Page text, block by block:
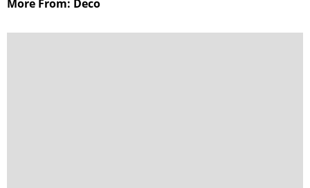
More From: Deco